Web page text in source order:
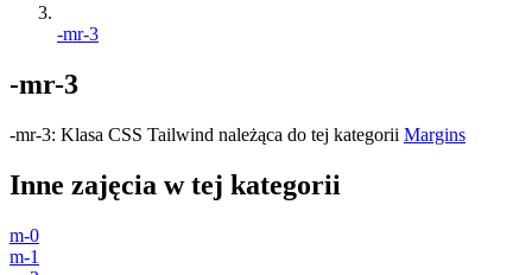
-mr-3
-mr-3
-mr-3: Klasa CSS Tailwind należąca do tej kategorii Margins
Inne zajęcia w tej kategorii
m-0
m-1